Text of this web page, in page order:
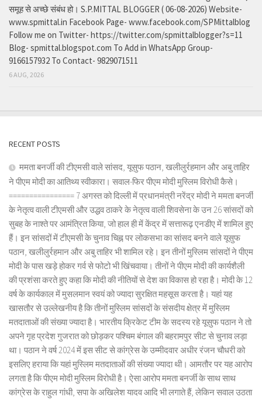
समूह से अच्छे संबंध हो। S.P.MITTAL BLOGGER ( 06-08-2026) Website-
www.spmittal.in Facebook Page- www.facebook.com/SPMittalblog
Follow me on Twitter- https://twitter.com/spmittalblogger?s=11
Blog- spmittal.blogspot.com To Add in WhatsApp Group-
9166157932 To Contact- 9829071511
6 AUG, 2026
RECENT POSTS
ममता बनर्जी की टीएमसी वाले सांसद, यूसुफ पठान, खलीलुर्रहमान और अबु ताहिर
ने पीएम मोदी का आतिथ्य स्वीकारा। सवाल-फिर पीएम मोदी मुस्लिम विरोधी कैसे।
================ 7 अगस्त को दिल्ली में प्रधानमंत्री नरेंद्र मोदी ने ममता बनर्जी
के नेतृत्व वाली टीएमसी और उद्धव ठाकरे के नेतृत्व वाली शिवसेना के उन 26 सांसदों को
सुबह के नाश्ते पर आमंत्रित किया, जो हाल ही में केंद्र में सत्तारूढ़ एनडीए में शामिल हुए
हैं। इन सांसदों में टीएमसी के चुनाव चिह्न पर लोकसभा का सांसद बनने वाले यूसुफ
पठान, खलीलुर्रहमान और अबु ताहिर भी शामिल रहे। इन तीनों मुस्लिम सांसदों ने पीएम
मोदी के पास खड़े होकर गर्व से फोटो भी खिंचवाया। तीनों ने पीएम मोदी की कार्यशैली
की प्रशंसा करते हुए कहा कि मोदी की नीतियों से देश का विकास हो रहा है। मोदी के 12
वर्ष के कार्यकाल में मुसलमान स्वयं को ज्यादा सुरक्षित महसूस करता है। यहां यह
खासतौर से उल्लेखनीय है कि तीनों मुस्लिम सांसदों के संसदीय क्षेत्र में मुस्लिम
मतदाताओं की संख्या ज्यादा है। भारतीय क्रिकेट टीम के सदस्य रहे यूसुफ पठान ने तो
अपने गृह प्रदेश गुजरात को छोड़कर पश्चिम बंगाल की बहरामपुर सीट से चुनाव लड़ा
था। पठान ने वर्ष 2024 में इस सीट से कांग्रेस के उम्मीदवार अधीर रंजन चौधरी को
इसलिए हराया कि यहां मुस्लिम मतदाताओं की संख्या ज्यादा थी। आमतौर पर यह आरोप
लगता है कि पीएम मोदी मुस्लिम विरोधी है। ऐसा आरोप ममता बनर्जी के साथ साथ
कांग्रेस के राहुल गांधी, सपा के अखिलेश यादव आदि भी लगाते हैं, लेकिन सवाल उठता